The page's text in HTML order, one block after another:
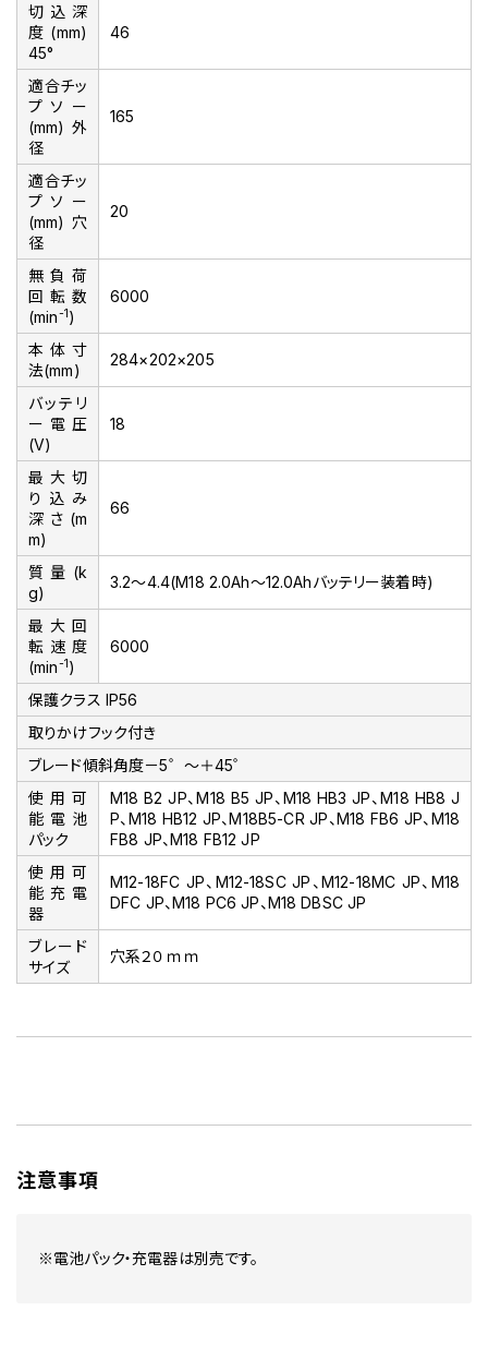
切込深
度(mm)
45°
46
適合チッ
プソー
(mm)外
径
165
適合チッ
プソー
(mm)穴
径
20
無負荷
回転数
(min-1)
6000
本体寸
法(mm)
284×202×205
バッテリ
ー電圧
(V)
18
最大切
り込み
深さ(m
m)
66
質量(k
g)
3.2～4.4(M18 2.0Ah～12.0Ahバッテリー装着時)
最大回
転速度
(min-1)
6000
保護クラス IP56
取りかけフック付き
ブレード傾斜角度－5゜～＋45゜
使用可
能電池
パック
M18 B2 JP、M18 B5 JP、M18 HB3 JP、M18 HB8 J
P、M18 HB12 JP、M18B5-CR JP、M18 FB6 JP、M18
FB8 JP、M18 FB12 JP
使用可
能充電
器
M12-18FC JP、M12-18SC JP、M12-18MC JP、M18
DFC JP、M18 PC6 JP、M18 DBSC JP
ブレード
サイズ
穴系２０ｍｍ
注意事項
※電池パック・充電器は別売です。